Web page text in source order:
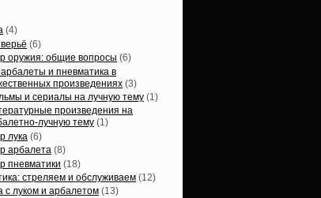
(4)
(6)
оружия: общие вопросы (6)
арбалеты и пневматика в
произведениях (3)
и сериалы на лучную тему (1)
произведения на
лучную тему (1)
лука (6)
арбалета (8)
пневматики (18)
стреляем и обслуживаем (12)
с луком и арбалетом (13)